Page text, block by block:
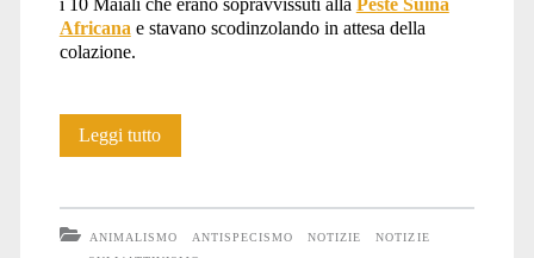
Africana e stavano scodinzolando in attesa della
colazione.
Leggi tuttoStrage
ANIMALISMO ANTISPECISMO NOTIZIE
NOTIZIE